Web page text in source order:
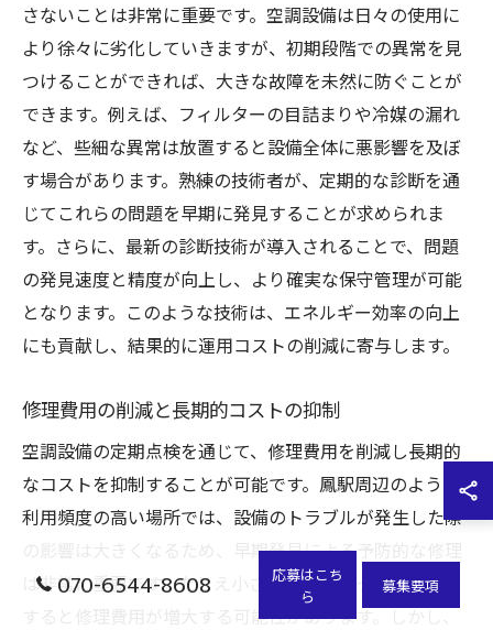
さないことは非常に重要です。空調設備は日々の使用に
より徐々に劣化していきますが、初期段階での異常を見
つけることができれば、大きな故障を未然に防ぐことが
できます。例えば、フィルターの目詰まりや冷媒の漏れ
など、些細な異常は放置すると設備全体に悪影響を及ぼ
す場合があります。熟練の技術者が、定期的な診断を通
じてこれらの問題を早期に発見することが求められま
す。さらに、最新の診断技術が導入されることで、問題
の発見速度と精度が向上し、より確実な保守管理が可能
となります。このような技術は、エネルギー効率の向上
にも貢献し、結果的に運用コストの削減に寄与します。
修理費用の削減と長期的コストの抑制
空調設備の定期点検を通じて、修理費用を削減し長期的
なコストを抑制することが可能です。鳳駅周辺のような
利用頻度の高い場所では、設備のトラブルが発生した際
の影響は大きくなるため、早期発見による予防的な修理
は非常に重要です。たとえ小さな故障であっても、放置
すると修理費用が増大する可能性があります。しかし、
070-6544-8608
応募はこち
ら
募集要項